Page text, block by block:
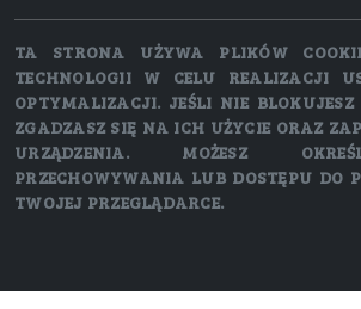
TA STRONA UŻYWA PLIKÓW
TECHNOLOGII W CELU REALIZACJI
OPTYMALIZACJI. JEŚLI NIE
ZGADZASZ SIĘ NA ICH UŻYCIE ORAZ
URZĄDZENIA. MOŻESZ
PRZECHOWYWANIA LUB DOSTĘPU DO
TWOJEJ PRZEGLĄDARCE.